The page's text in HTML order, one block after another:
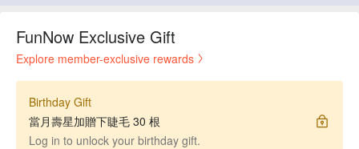
FunNow Exclusive Gift
Explore member-exclusive rewards
Birthday Gift
當月壽星加贈下睫毛 30 根
Log in to unlock your birthday gift.